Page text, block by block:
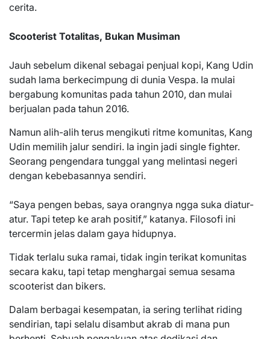
cerita.
Scooterist Totalitas, Bukan Musiman
Jauh sebelum dikenal sebagai penjual kopi, Kang Udin
sudah lama berkecimpung di dunia Vespa. Ia mulai
bergabung komunitas pada tahun 2010, dan mulai
berjualan pada tahun 2016.
Namun alih-alih terus mengikuti ritme komunitas, Kang
Udin memilih jalur sendiri. Ia ingin jadi single fighter.
Seorang pengendara tunggal yang melintasi negeri
dengan kebebasannya sendiri.
“Saya pengen bebas, saya orangnya ngga suka diatur-
atur. Tapi tetep ke arah positif,” katanya. Filosofi ini
tercermin jelas dalam gaya hidupnya.
Tidak terlalu suka ramai, tidak ingin terikat komunitas
secara kaku, tapi tetap menghargai semua sesama
scooterist dan bikers.
Dalam berbagai kesempatan, ia sering terlihat riding
sendirian, tapi selalu disambut akrab di mana pun